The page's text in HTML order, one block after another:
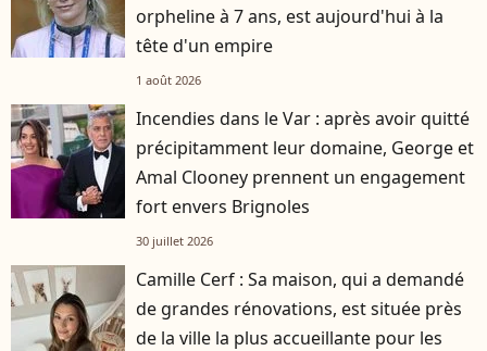
orpheline à 7 ans, est aujourd'hui à la
tête d'un empire
1 août 2026
Incendies dans le Var : après avoir quitté
précipitamment leur domaine, George et
Amal Clooney prennent un engagement
fort envers Brignoles
30 juillet 2026
Camille Cerf : Sa maison, qui a demandé
de grandes rénovations, est située près
de la ville la plus accueillante pour les